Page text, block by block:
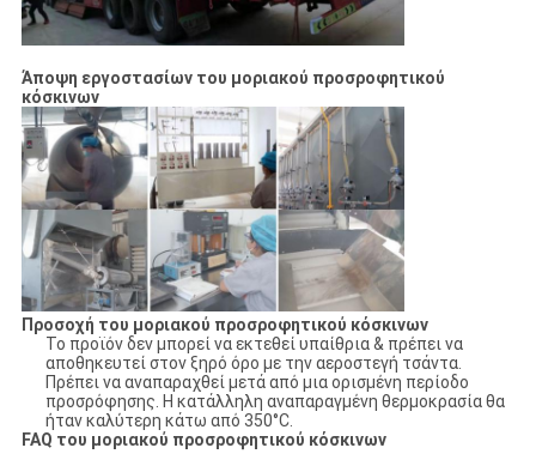
Άποψη εργοστασίων του μοριακού προσροφητικού
κόσκινων
Προσοχή του μοριακού προσροφητικού κόσκινων
Το προϊόν δεν μπορεί να εκτεθεί υπαίθρια & πρέπει να
αποθηκευτεί στον ξηρό όρο με την αεροστεγή τσάντα.
Πρέπει να αναπαραχθεί μετά από μια ορισμένη περίοδο
προσρόφησης. Η κατάλληλη αναπαραγμένη θερμοκρασία θα
ήταν καλύτερη κάτω από 350°C.
FAQ του μοριακού προσροφητικού κόσκινων